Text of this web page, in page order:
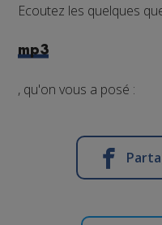
Ecoutez les quelques
mp3
, qu'on vous a posé :